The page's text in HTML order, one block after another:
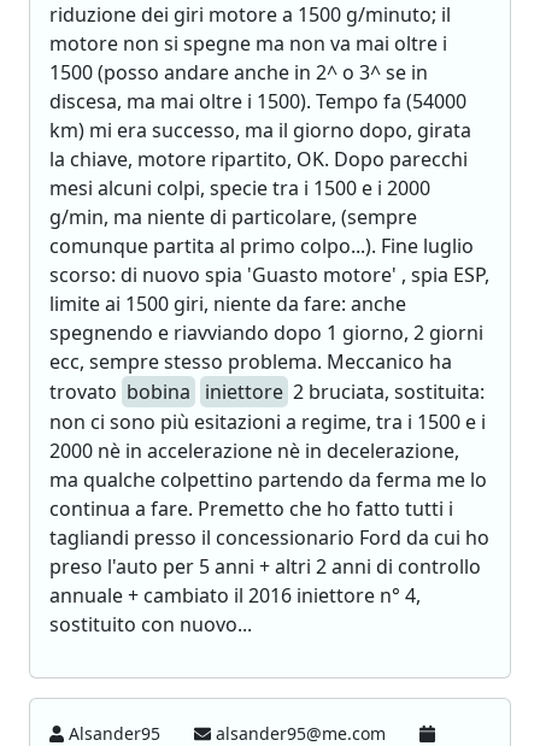
riduzione dei giri motore a 1500 g/minuto; il
motore non si spegne ma non va mai oltre i
1500 (posso andare anche in 2^ o 3^ se in
discesa, ma mai oltre i 1500). Tempo fa (54000
km) mi era successo, ma il giorno dopo, girata
la chiave, motore ripartito, OK. Dopo parecchi
mesi alcuni colpi, specie tra i 1500 e i 2000
g/min, ma niente di particolare, (sempre
comunque partita al primo colpo...). Fine luglio
scorso: di nuovo spia 'Guasto motore' , spia ESP,
limite ai 1500 giri, niente da fare: anche
spegnendo e riavviando dopo 1 giorno, 2 giorni
ecc, sempre stesso problema. Meccanico ha
trovato bobina iniettore 2 bruciata, sostituita:
non ci sono più esitazioni a regime, tra i 1500 e i
2000 nè in accelerazione nè in decelerazione,
ma qualche colpettino partendo da ferma me lo
continua a fare. Premetto che ho fatto tutti i
tagliandi presso il concessionario Ford da cui ho
preso l'auto per 5 anni + altri 2 anni di controllo
annuale + cambiato il 2016 iniettore n° 4,
sostituito con nuovo...
Alsander95
alsander95@me.com